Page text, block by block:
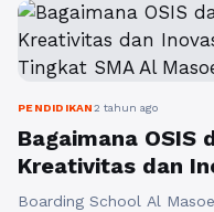
OSIS dan MPK. Inisiatif
pengakuan atas
Selengkapnya
PENDIDIKAN2 tahun ago
Bagaimana OSIS
Kreativitas dan
School Tingkat
Boarding School Al